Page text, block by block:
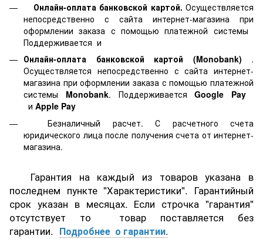
Онлайн-оплата банковской картой. Осуществляется
непосредственно с сайта интернет-магазина при
оформлении заказа с помощью платежной системы
Поддерживается и
Онлайн-оплата банковской картой
(Monobank) .
Осуществляется непосредственно с сайта интернет-
магазина при оформлении заказа с помощью платежной
системы Monobank. ПоддерживаетсяGoogle Pay
и Apple Pay
Безналичный расчет. С расчетного счета
юридического лица после получения счета от интернет-
магазина.
Гарантия на каждый из товаров указана в
последнем пункте "Характеристики". Гарантийный
срок указан в месяцах. Если строчка "гарантия"
отсутствует то товар поставляется без
гарантии. Подробнее о гарантии.